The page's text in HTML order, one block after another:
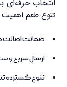
انتخاب
تنوع طعم
ضمانت اصالت
ارسال سریع و
تنوع گسترده